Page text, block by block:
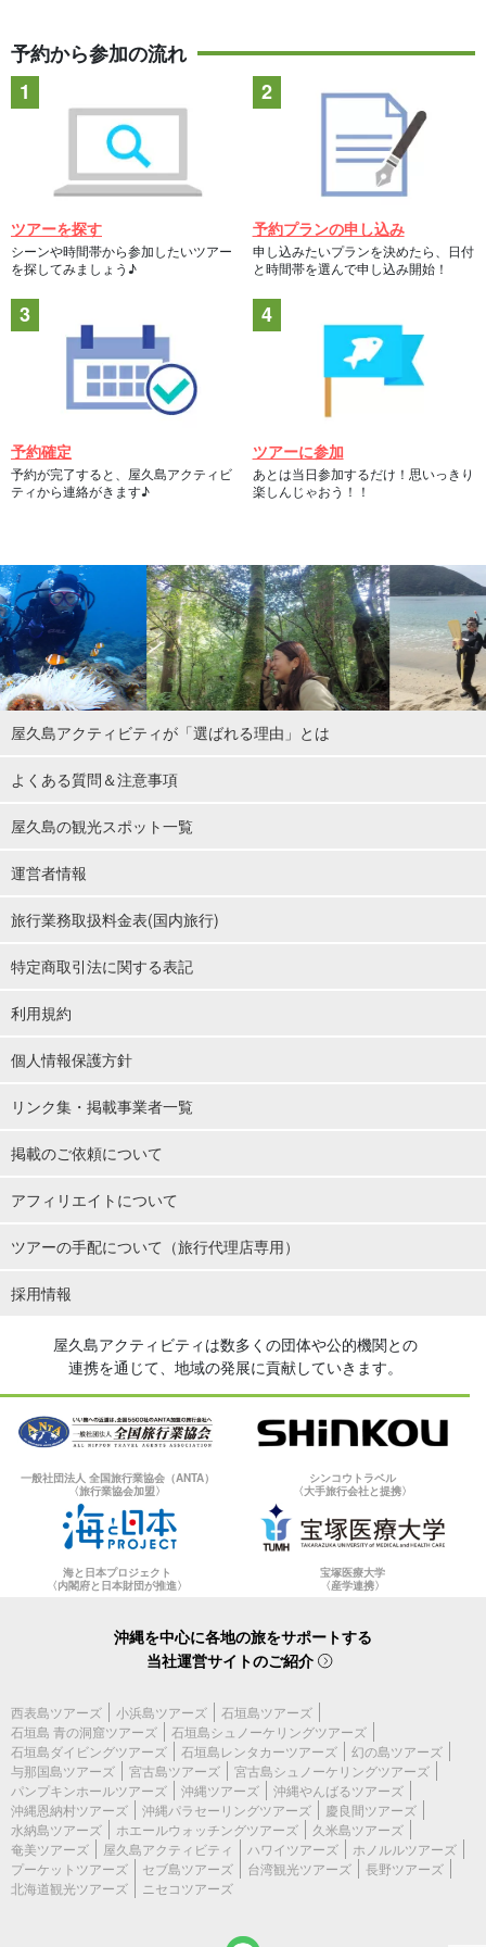
予約から参加の流れ
ツアーを探す
シーンや時間帯から参加したいツアー
を探してみましょう♪
予約プランの申し込み
申し込みたいプランを決めたら、日付
と時間帯を選んで申し込み開始！
予約確定
予約が完了すると、屋久島アクティビ
ティから連絡がきます♪
ツアーに参加
あとは当日参加するだけ！思いっきり
楽しんじゃおう！！
屋久島アクティビティが「選ばれる理由」とは
よくある質問＆注意事項
屋久島の観光スポット一覧
運営者情報
旅行業務取扱料金表(国内旅行)
特定商取引法に関する表記
利用規約
個人情報保護方針
リンク集・掲載事業者一覧
掲載のご依頼について
アフィリエイトについて
ツアーの手配について（旅行代理店専用）
採用情報
屋久島アクティビティは数多くの団体や公的機関との
連携を通じて、地域の発展に貢献していきます。
一般社団法人 全国旅行業協会（ANTA）
〈旅行業協会加盟〉
シンコウトラベル
〈大手旅行会社と提携〉
海と日本プロジェクト
〈内閣府と日本財団が推進〉
宝塚医療大学
〈産学連携〉
沖縄を中心に各地の旅をサポートする
当社運営サイトのご紹介
西表島ツアーズ 小浜島ツアーズ
石垣島ツアーズ
石垣島 青の洞窟ツアーズ
石垣島シュノーケリングツアーズ
石垣島ダイビングツアーズ
石垣島レンタカーツアーズ
幻の島ツアーズ
与那国島ツアーズ
宮古島ツアーズ
宮古島シュノーケリングツアーズ
パンプキンホールツアーズ
沖縄ツアーズ
沖縄やんばるツアーズ
沖縄恩納村ツアーズ
沖縄パラセーリングツアーズ
慶良間ツアーズ
水納島ツアーズ
ホエールウォッチングツアーズ
久米島ツアーズ
奄美ツアーズ
屋久島アクティビティ ハワイツアーズ
ホノルルツアーズ
プーケットツアーズ
セブ島ツアーズ 台湾観光ツアーズ
長野ツアーズ
北海道観光ツアーズ
ニセコツアーズ